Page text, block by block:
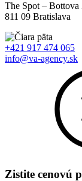
The Spot – Bottova
811 09 Bratislava
+421 917 474 065
info@va-agency.sk
Zistite cenovú